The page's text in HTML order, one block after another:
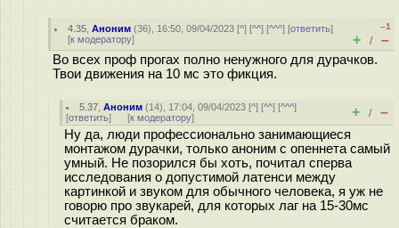
4.35 ,Аноним (36), 16:50, 09/04/2023 [^] [^^] [^^^] [ответить]
[к модератору]
–1
+ / –
Во всех проф прогах полно ненужного для дурачков.
Твои движения на 10 мс это фикция.
5.37 ,Аноним (14), 17:04, 09/04/2023 [^] [^^] [^^^]
[ответить] [к модератору] + / –
Ну да, люди профессионально занимающиеся
монтажом дурачки, только аноним с опеннета самый
умный. Не позорился бы хоть, почитал сперва
исследования о допустимой латенси между
картинкой и звуком для обычного человека, я уж не
говорю про звукарей, для которых лаг на 15-30мс
считается браком.